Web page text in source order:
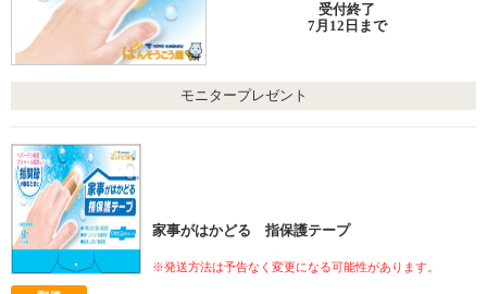
受付終了
7月12日まで
モニタープレゼント
家事がはかどる 指保護テープ
※発送方法は予告なく変更になる可能性があります。